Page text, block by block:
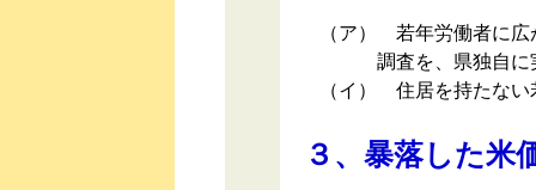
（ア）
若年労働者に広
調査を、県独自に
（イ）
住居を持たない
３、暴落した米